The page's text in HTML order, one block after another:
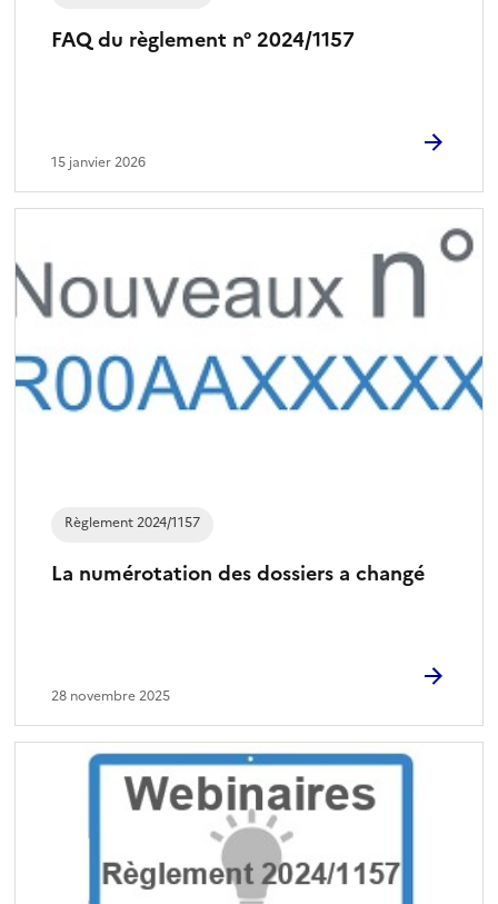
FAQ du règlement n° 2024/1157
15 janvier 2026
La numérotation des dossiers a changé
Règlement 2024/1157
28 novembre 2025